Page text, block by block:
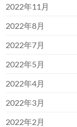
2022年11月
2022年8月
2022年7月
2022年5月
2022年4月
2022年3月
2022年2月